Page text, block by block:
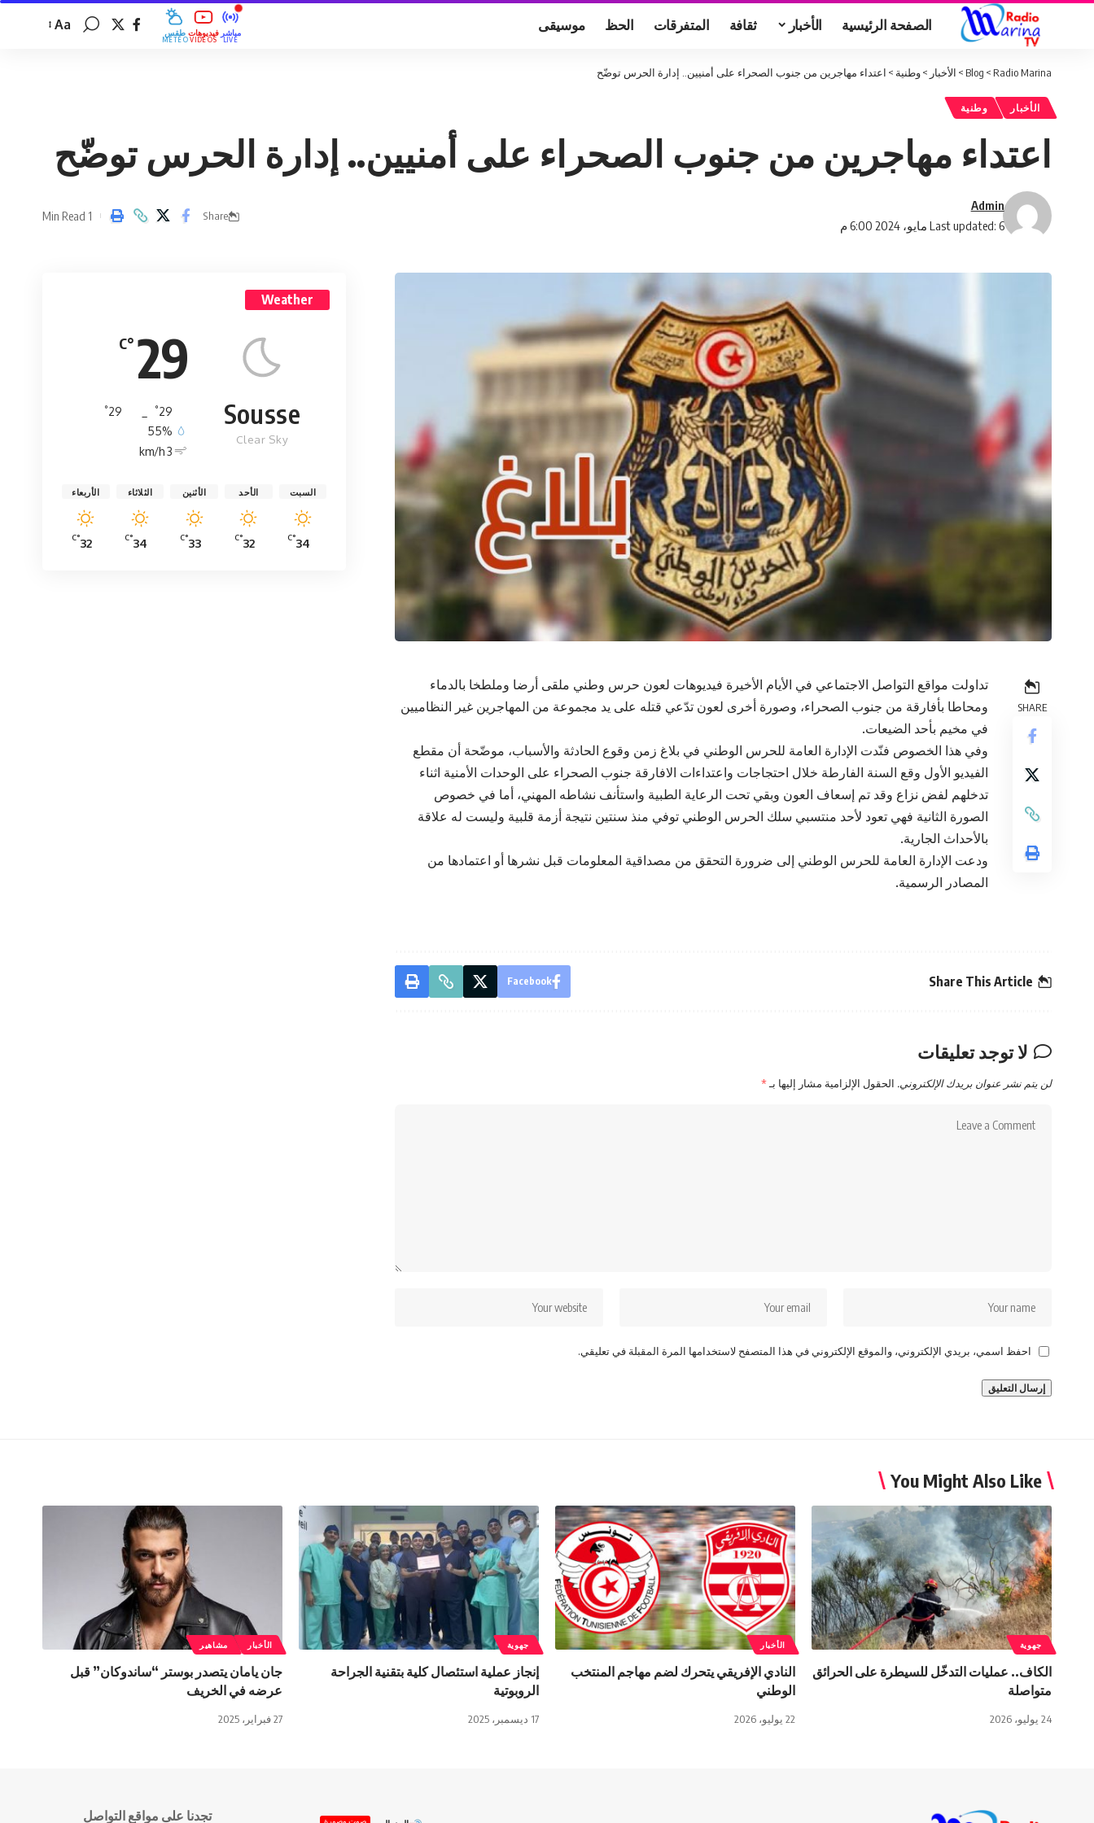
الصفحة الرئيسية الأخبار ثقافة المتفرقات الحظ موسيقى طقس
MÉTÉO
فيديوهات
VIDÉOS
مباشر
LIVE
Aa
Radio Marina
>
Blog
> الأخبار >وطنية > اعتداء مهاجرين من جنوب الصحراء على أمنيين.. إدارة الحرس توضّح
الأخبار وطنية
اعتداء مهاجرين من جنوب الصحراء على أمنيين.. إدارة الحرس توضّح
Last updated: 6 مايو، 2024 6:00 م
Admin
Share
1 Min Read
SHARE
تداولت مواقع التواصل الاجتماعي في الأيام الأخيرة فيديوهات لعون حرس وطني ملقى أرضا وملطخا بالدماء
ومحاطا بأفارقة من جنوب الصحراء، وصورة أخرى لعون تدّعي قتله على يد مجموعة من المهاجرين غير النظاميين
في مخيم بأحد الضيعات.
وفي هذا الخصوص فنّدت الإدارة العامة للحرس الوطني في بلاغ زمن وقوع الحادثة والأسباب، موضّحة أن مقطع
الفيديو الأول وقع السنة الفارطة خلال احتجاجات واعتداءات الافارقة جنوب الصحراء على الوحدات الأمنية اثناء
تدخلهم لفض نزاع وقد تم إسعاف العون وبقي تحت الرعاية الطبية واستأنف نشاطه المهني، أما في خصوص
الصورة الثانية فهي تعود لأحد منتسبي سلك الحرس الوطني توفي منذ سنتين نتيجة أزمة قلبية وليست له علاقة
بالأحداث الجارية.
ودعت الإدارة العامة للحرس الوطني إلى ضرورة التحقق من مصداقية المعلومات قبل نشرها أو اعتمادها من
المصادر الرسمية.
Share This Article
Facebook
لا توجد تعليقات
لن يتم نشر عنوان بريدك الإلكتروني. الحقول الإلزامية مشار إليها بـ*
احفظ اسمي، بريدي الإلكتروني، والموقع الإلكتروني في هذا المتصفح لاستخدامها المرة المقبلة في تعليقي.
Weather
29
°C
Sousse
Clear Sky
29
°
29
°
55%
3 km/h
السبت
34
°C
الأحد
32
°C
الأثنين
33
°C
الثلاثاء
34
°C
الأربعاء
32
°C
You Might Also Like
جهوية
الكاف.. عمليات التدخّل للسيطرة على الحرائق
متواصلة
24 يوليو، 2026
الأخبار
النادي الإفريقي يتحرك لضم مهاجم المنتخب
الوطني
22 يوليو، 2026
جهوية
إنجاز عملية استئصال كلية بتقنية الجراحة
الروبوتية
17 ديسمبر، 2025
الأخبار مشاهير
جان يامان يتصدر بوستر “ساندوكان” قبل
عرضه في الخريف
27 فبراير، 2025
صوت وصورة
تجدنا على مواقع التواصل